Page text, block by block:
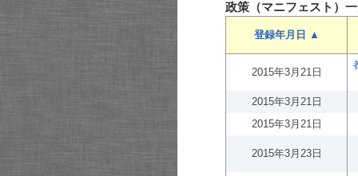
政策（マニフェスト）
登録年月日 ▲
2015年3月21日
2015年3月21日
2015年3月21日
2015年3月23日